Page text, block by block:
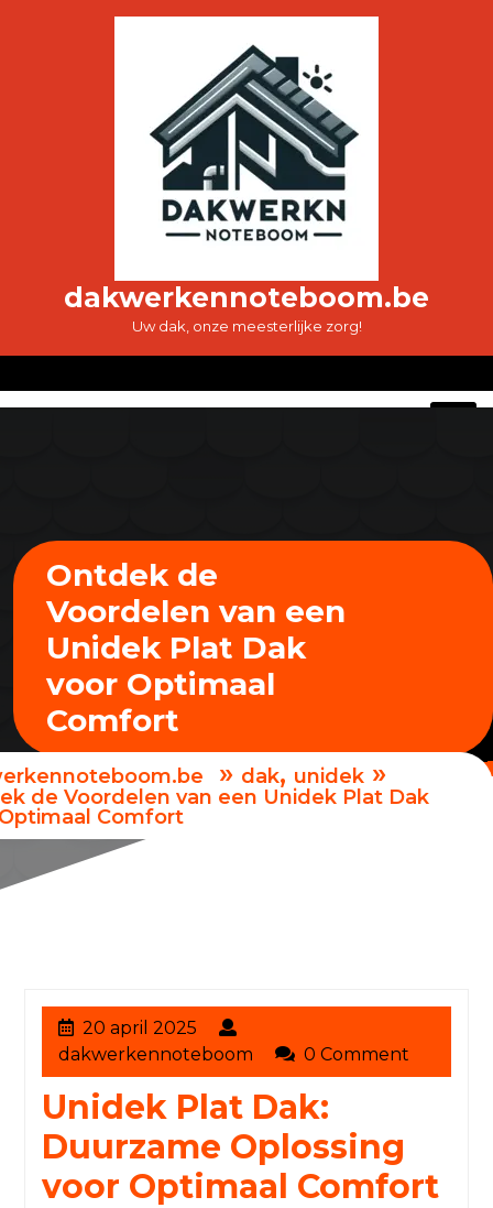
dakwerkennoteboom.be
Uw dak, onze meesterlijke zorg!
Ontdek de
Voordelen van een
Unidek Plat Dak
voor Optimaal
Comfort
» dak, unidek »
de Voordelen van een Unidek Plat Dak
Comfort
20 april 2025
april
2025
dakwerkennoteboom dakwerkennoteboom
0 Comment
Unidek Plat Dak:
Duurzame Oplossing
voor Optimaal Comfort